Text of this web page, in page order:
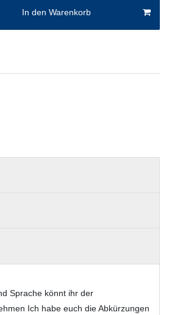
In den Warenkorb
Sprache könnt ihr der
Ich habe euch die Abkürzungen